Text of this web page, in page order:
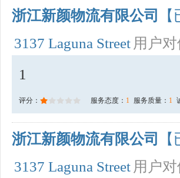
浙江新颜物流有限公司
3137 Laguna Street 用户
1
评分： 服务态度： 1 服务质量： 1
浙江新颜物流有限公司
3137 Laguna Street 用户